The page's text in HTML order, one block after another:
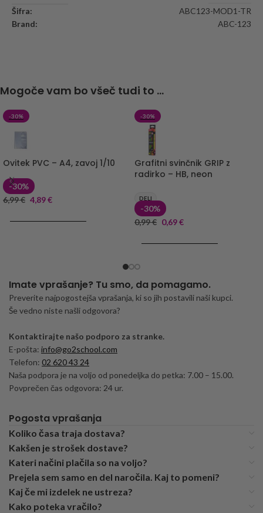
Šifra:
ABC123-MOD1-TR
Brand:
ABC-123
Mogoče vam bo všeč tudi to ...
-30%
Ovitek PVC – A4, zavoj 1/10
-30%
6,99€ 4,89€
-30%
Grafitni svinčnik GRIP z
radirko – HB, neon
DELI
-30%
0,99€ 0,69€
Imate vprašanje? Tu smo, da pomagamo.
Preverite najpogostejša vprašanja, ki so jih postavili naši kupci.
Še vedno niste našli odgovora?
Kontaktirajte našo podporo za stranke.
E-pošta: info@go2school.com
Telefon: 02 620 43 24
Naša podpora je na voljo od ponedeljka do petka: 7.00 – 15.00.
Povprečen čas odgovora: 24 ur.
Pogosta vprašanja
Koliko časa traja dostava?
Kakšen je strošek dostave?
Kateri načini plačila so na voljo?
Prejela sem samo en del naročila. Kaj to pomeni?
Kaj če mi izdelek ne ustreza?
Kako poteka vračilo?